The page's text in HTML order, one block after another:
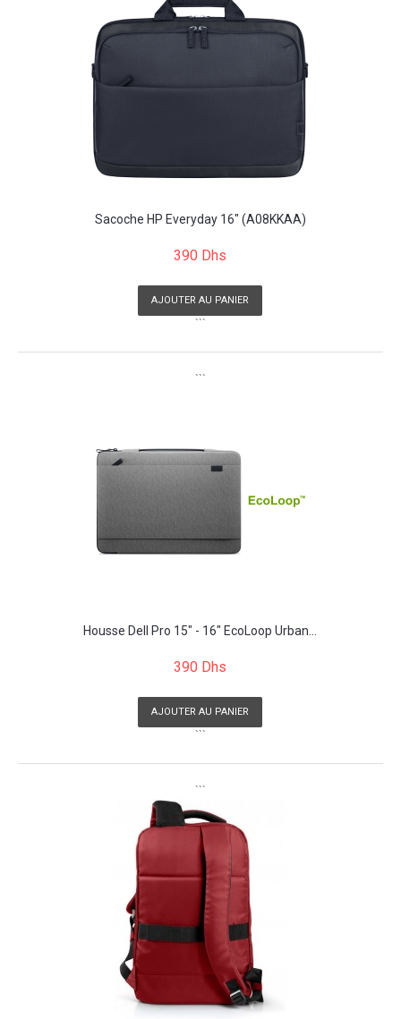
Sacoche HP Everyday 16" (A08KKAA)
390 Dhs
AJOUTER AU PANIER
```
```
Housse Dell Pro 15" - 16" EcoLoop Urban...
390 Dhs
AJOUTER AU PANIER
```
```